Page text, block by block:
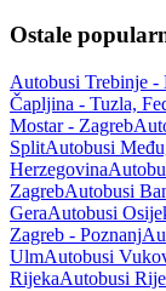
Ostale
Autobusi Trebinje -
Čapljina - Tuzla,
Mostar - Zagreb
SplitAutobusi
Herzegovina
ZagrebAutobusi
GeraAutobusi
Zagreb - Poznanj
UlmAutobusi
RijekaAutobusi